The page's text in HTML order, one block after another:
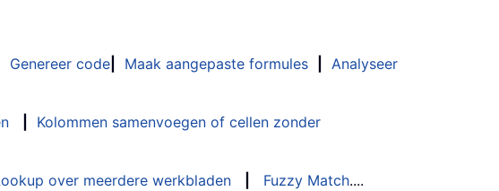
Genereer code Maak aangepaste formules
Analyseer
Kolommen samenvoegen of cellen zonder
over meerdere werkbladen Fuzzy Match....